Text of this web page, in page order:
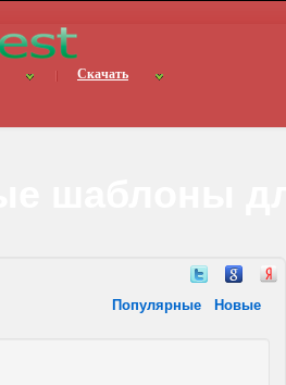
Скачать
Популярные Новые